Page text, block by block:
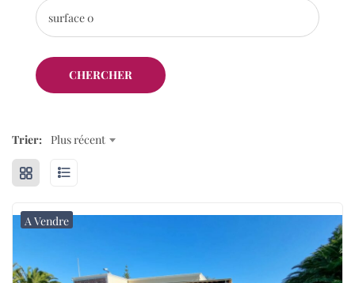
surface0
CHERCHER
Trier: Plus récent
A Vendre